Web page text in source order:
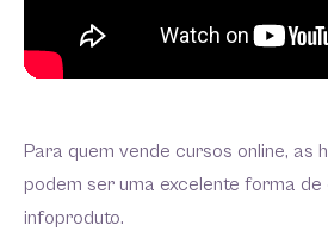
Para quem vende cursos online, as
podem ser uma excelente forma
infoproduto.